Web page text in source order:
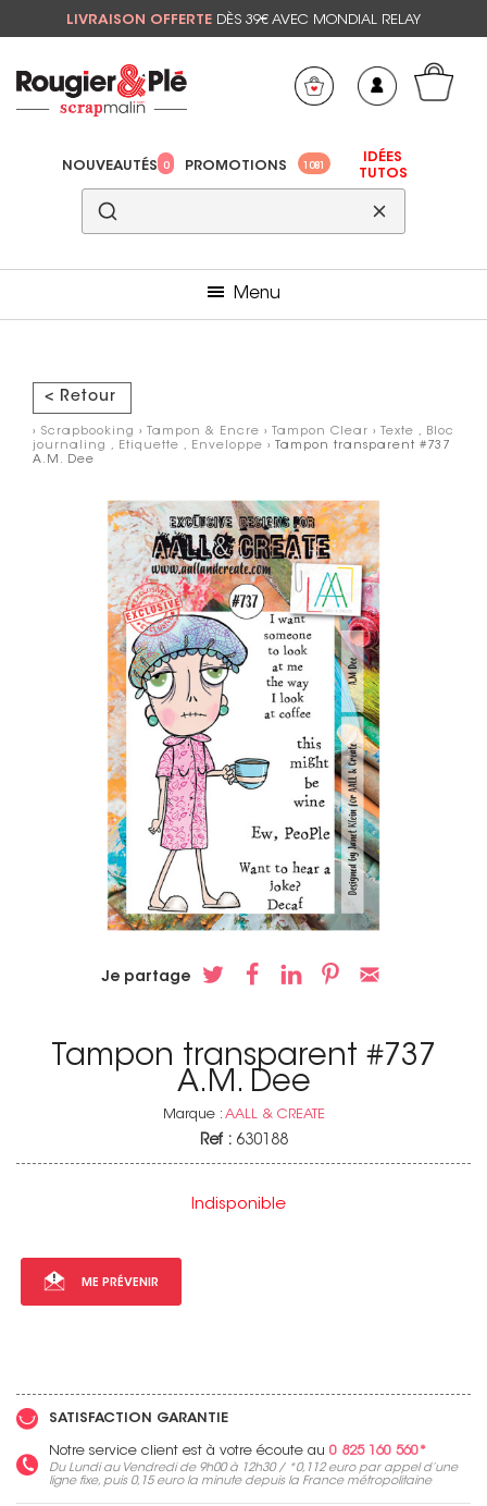
LIVRAISON OFFERTE DÈS 39€ AVEC MONDIAL RELAY
NOUVEAUTÉS 0 PROMOTIONS 1081
IDÉES
TUTOS
Menu
< Retour
› Scrapbooking › Tampon & Encre › Tampon Clear ›
Texte , Bloc
journaling , Etiquette , Enveloppe › Tampon transparent #737
A.M. Dee
Je partage
Tampon transparent #737
A.M. Dee
Marque : AALL & CREATE
Ref : 630188
Indisponible
ME PRÉVENIR
SATISFACTION GARANTIE
Notre service client est à votre écoute au 0 825 160 560*
Du Lundi au Vendredi de 9h00 à 12h30 / *0,112 europar appel d’une
ligne fixe, puis 0,15 eurola minute depuis la France métropolitaine